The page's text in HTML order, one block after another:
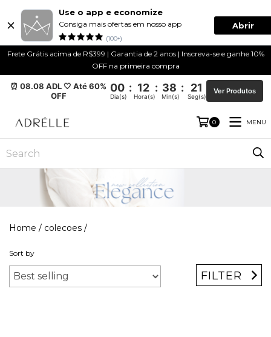
Use o app e economize
Consiga mais ofertas em nosso app
(100+)
Abrir
Frete Grátis acima de R$399 | Garantia de 2 anos | Inscreva-se e ganhe 10%
OFF na primeira compra
⏰ 08.08 ADL 🤍 Até 60%
OFF
00 : 12 : 38 : 20
Dia(s) Hora(s) Min(s) Seg(s)
Ver Produtos
0 MENU
Home / colecoes /
Sort by
FILTER